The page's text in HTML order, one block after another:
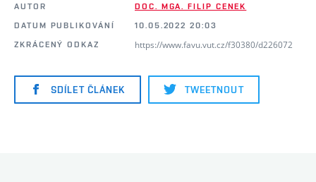
AUTOR
DOC. MGA. FILIP CENEK
DATUM PUBLIKOVÁNÍ
10.05.2022 20:03
ZKRÁCENÝ ODKAZ
https://www.favu.vut.cz/f30380/d226072
SDÍLET ČLÁNEK TWEETNOUT